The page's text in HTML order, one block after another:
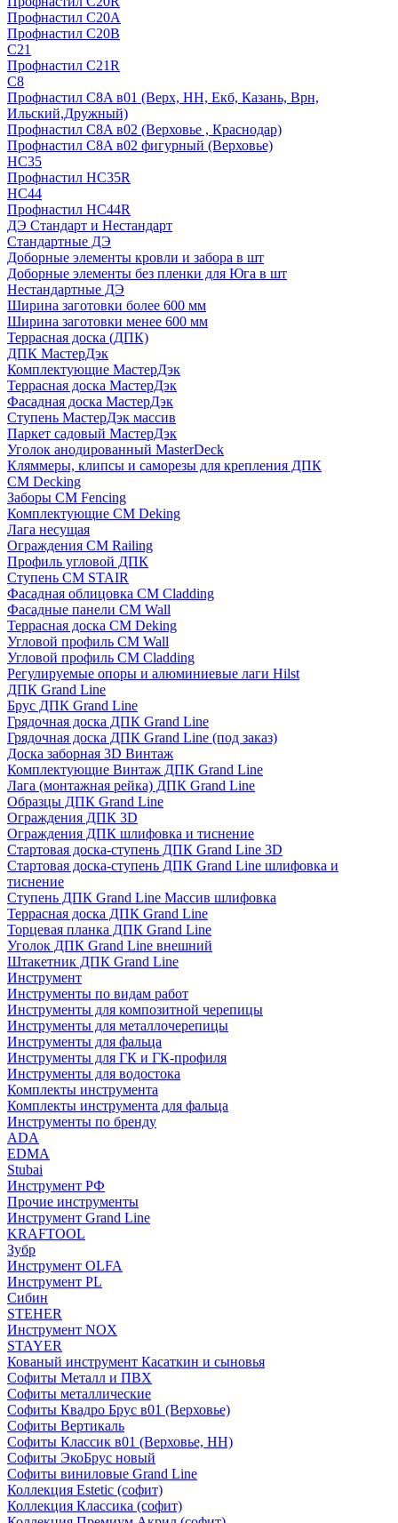
Профнастил С20А
Профнастил С20В
C21
Профнастил С21R
C8
Профнастил С8A в01 (Верх, НН, Екб, Казань, Врн,
Ильский,Дружный)
Профнастил С8A в02 (Верховье , Краснодар)
Профнастил С8A в02 фигурный (Верховье)
HС35
Профнастил HC35R
НС44
Профнастил НС44R
ДЭ Стандарт и Нестандарт
Стандартные ДЭ
Доборные элементы кровли и забора в шт
Доборные элементы без пленки для Юга в шт
Нестандартные ДЭ
Ширина заготовки более 600 мм
Ширина заготовки менее 600 мм
Террасная доска (ДПК)
ДПК МастерДэк
Комплектующие МастерДэк
Террасная доска МастерДэк
Фасадная доска МастерДэк
Ступень МастерДэк массив
Паркет садовый МастерДэк
Уголок анодированный MasterDeck
Кляммеры, клипсы и саморезы для крепления ДПК
CM Decking
Заборы CM Fencing
Комплектующие CM Deking
Лага несущая
Ограждения CM Railing
Профиль угловой ДПК
Ступень CM STAIR
Фасадная облицовка CM Cladding
Фасадные панели CM Wall
Террасная доска CM Deking
Угловой профиль CM Wall
Угловой профиль CM Cladding
Регулируемые опоры и алюминиевые лаги Hilst
ДПК Grand Line
Брус ДПК Grand Line
Грядочная доска ДПК Grand Line
Грядочная доска ДПК Grand Line (под заказ)
Доска заборная 3D Винтаж
Комплектующие Винтаж ДПК Grand Line
Лага (монтажная рейка) ДПК Grand Line
Образцы ДПК Grand Line
Ограждения ДПК 3D
Ограждения ДПК шлифовка и тиснение
Стартовая доска-ступень ДПК Grand Line 3D
Стартовая доска-ступень ДПК Grand Line шлифовка и
тиснение
Ступень ДПК Grand Line Массив шлифовка
Террасная доска ДПК Grand Line
Торцевая планка ДПК Grand Line
Уголок ДПК Grand Line внешний
Штакетник ДПК Grand Line
Инструмент
Инструменты по видам работ
Инструменты для композитной черепицы
Инструменты для металлочерепицы
Инструменты для фальца
Инструменты для ГК и ГК-профиля
Инструменты для водостока
Комплекты инструмента
Комплекты инструмента для фальца
Инструменты по бренду
ADA
EDMA
Stubai
Инструмент РФ
Прочие инструменты
Инструмент Grand Line
KRAFTOOL
Зубр
Инструмент OLFA
Инструмент PL
Сибин
STEHER
Инструмент NOX
STAYER
Кованый инструмент Касаткин и сыновья
Софиты Металл и ПВХ
Софиты металлические
Софиты Квадро Брус в01 (Верховье)
Софиты Вертикаль
Софиты Классик в01 (Верховье, НН)
Софиты ЭкоБрус новый
Софиты виниловые Grand Line
Коллекция Estetic (софит)
Коллекция Классика (софит)